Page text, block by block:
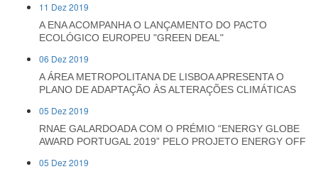
11 Dez 2019
A ENA ACOMPANHA O LANÇAMENTO DO PACTO
ECOLÓGICO EUROPEU "GREEN DEAL"
06 Dez 2019
A ÁREA METROPOLITANA DE LISBOA APRESENTA O
PLANO DE ADAPTAÇÃO ÀS ALTERAÇÕES CLIMÁTICAS
05 Dez 2019
RNAE GALARDOADA COM O PRÉMIO “ENERGY GLOBE
AWARD PORTUGAL 2019” PELO PROJETO ENERGY OFF
05 Dez 2019